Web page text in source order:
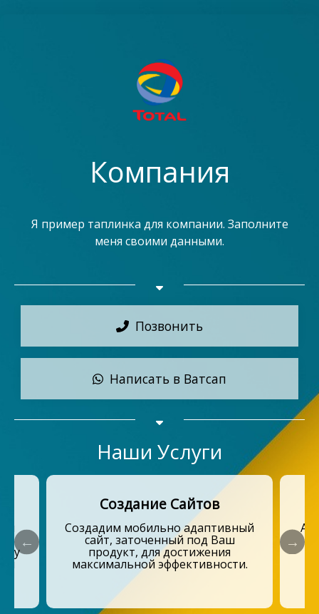
Компания
Я пример таплинка для компании. Заполните
меня своими данными.
Позвонить
Написать в Ватсап
Наши Услуги
Создание Сайтов
Создадим мобильно адаптивный
сайт, заточенный под Ваш
продукт, для достижения
максимальной эффективности.